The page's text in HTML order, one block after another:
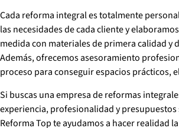
Cada reforma integral es totalmente
las necesidades de cada cliente y
medida con materiales de primera calidad y
Además, ofrecemos asesoramiento
proceso para conseguir espacios prácticos,
Si buscas una empresa de reformas
experiencia, profesionalidad y
Reforma Top te ayudamos a hacer realidad